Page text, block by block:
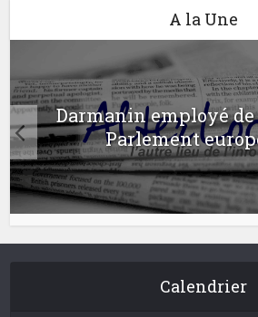
A la Une
Darmanin employé
Parlement
Calendrier